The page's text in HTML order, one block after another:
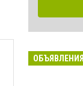
ОБЪЯВЛЕНИЯ